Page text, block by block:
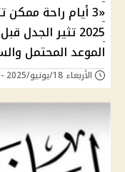
«3 أيام راحة
2025 تثير
الموعد المحتمل
الأربعاء 18/يونيو/2025 - 09:46 م